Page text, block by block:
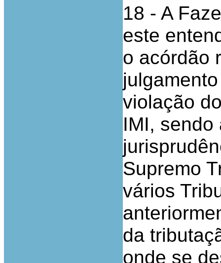
18 - A
este
o acórdão
violação
IMI,
Supremo
vários
da
onde se